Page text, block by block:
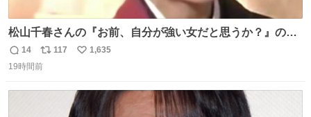
松山千春さんの『お前、自分が強い女だと思うか？』の一
言で… 中森明菜さんが思わず本音をこぼす瞬間😭
返
信
14
リ
ポ
117
い
数
1,635
19時間前